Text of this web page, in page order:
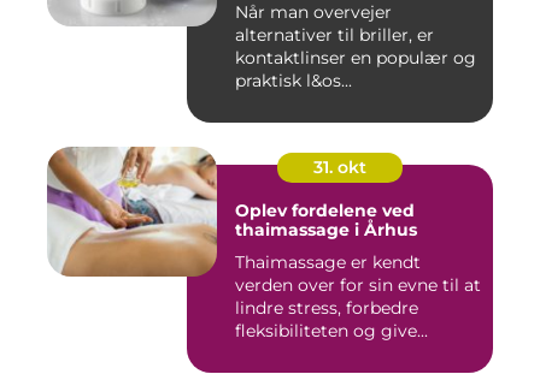
Når man overvejer
alternativer til briller, er
kontaktlinser en populær og
praktisk l&os...
31. okt
Oplev fordelene ved
thaimassage i Århus
Thaimassage er kendt
verden over for sin evne til at
lindre stress, forbedre
fleksibiliteten og give...